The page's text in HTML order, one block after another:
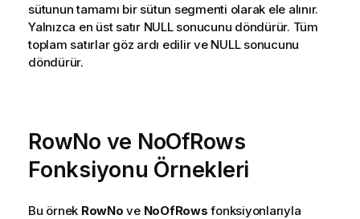
sütunun tamamı bir sütun segmenti olarak ele alınır.
Yalnızca en üst satır NULL sonucunu döndürür. Tüm
toplam satırlar göz ardı edilir ve NULL sonucunu
döndürür.
RowNo ve NoOfRows
Fonksiyonu Örnekleri
Bu örnek RowNo ve NoOfRows fonksiyonlarıyla